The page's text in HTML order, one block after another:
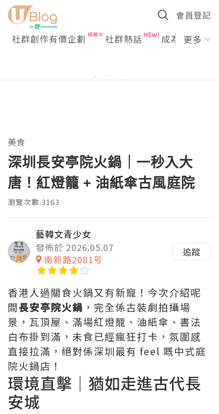
會員登記
社群創作有價企劃 社群熱話 成為U更多
美食
深圳長安亭院火鍋｜一秒入大
唐！紅燈籠 + 油紙傘古風庭院
瀏覽次數:3163
藝韓文青少女
發佈於 2026.05.07
南新路2081号
追蹤
香港人過關食火鍋又有新寵！今次介紹呢
間長安亭院火鍋 ，完全係古裝劇拍攝場
景，瓦頂屋、滿場紅燈籠、油紙傘、書法
白布掛到滿，未食已經瘋狂打卡，氛圍感
直接拉滿，絕對係深圳最有 feel 嘅中式庭
院火鍋店！
環境直擊｜猶如走進古代長
安城